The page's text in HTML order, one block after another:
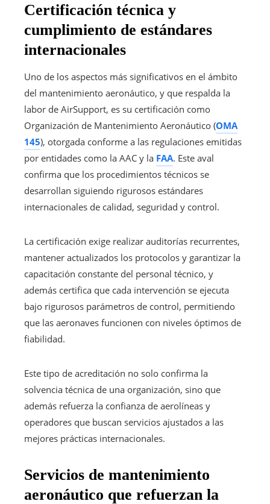
Certificación técnica y
cumplimiento de estándares
internacionales
Uno de los aspectos más significativos en el ámbito
del mantenimiento aeronáutico, y que respalda la
labor de AirSupport, es su certificación como
Organización de Mantenimiento Aeronáutico (OMA
145), otorgada conforme a las regulaciones emitidas
por entidades como la AAC y la FAA. Este aval
confirma que los procedimientos técnicos se
desarrollan siguiendo rigurosos estándares
internacionales de calidad, seguridad y control.
La certificación exige realizar auditorías recurrentes,
mantener actualizados los protocolos y garantizar la
capacitación constante del personal técnico, y
además certifica que cada intervención se ejecuta
bajo rigurosos parámetros de control, permitiendo
que las aeronaves funcionen con niveles óptimos de
fiabilidad.
Este tipo de acreditación no solo confirma la
solvencia técnica de una organización, sino que
además refuerza la confianza de aerolíneas y
operadores que buscan servicios ajustados a las
mejores prácticas internacionales.
Servicios de mantenimiento
aeronáutico que refuerzan la